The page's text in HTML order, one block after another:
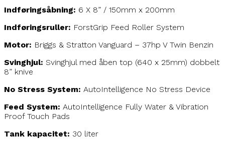
Indføringsåbning: 6 X 8” / 150mm x 200mm
Indføringsruller: ForstGrip Feed Roller System
Motor: Briggs & Stratton Vanguard – 37hp V Twin Benzin
Svinghjul: Svinghjul med åben top (640 x 25mm) dobbelt
8” knive
No Stress System: AutoIntelligence No Stress Device
Feed System: AutoIntelligence Fully Water & Vibration
Proof Touch Pads
Tank kapacitet: 30 liter